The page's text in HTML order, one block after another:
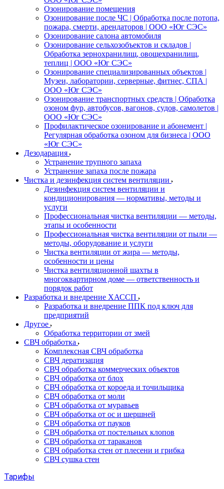
Озонирование помещения
Озонирование после ЧС | Обработка после потопа,
пожара, смерти, арендаторов | ООО «Юг СЭС»
Озонирование салона автомобиля
Озонирование сельхозобъектов и складов |
Обработка зернохранилищ, овощехранилищ,
теплиц | ООО «Юг СЭС»
Озонирование специализированных объектов |
Музеи, лаборатории, серверные, фитнес, СПА |
ООО «Юг СЭС»
Озонирование транспортных средств | Обработка
озоном фур, автобусов, вагонов, судов, самолетов |
ООО «Юг СЭС»
Профилактическое озонирование и абонемент |
Регулярная обработка озоном для бизнеса | ООО
«Юг СЭС»
Дезодарация
Устранение трупного запаха
Устранение запаха после пожара
Чистка и дезинфекция систем вентиляции
Дезинфекция систем вентиляции и
кондиционирования — нормативы, методы и
услуги
Профессиональная чистка вентиляции — методы,
этапы и особенности
Профессиональная чистка вентиляции от пыли —
методы, оборудование и услуги
Чистка вентиляции от жира — методы,
особенности и цены
Чистка вентиляционной шахты в
многоквартирном доме — ответственность и
порядок работ
Разработка и внедрение ХАССП
Разработка и внедрение ППК под ключ для
предприятий
Другое
Обработка территории от змей
СВЧ обработка
Комплексная СВЧ обработка
СВЧ дератизация
СВЧ обработка коммерческих объектов
СВЧ обработка от блох
СВЧ обработка от короеда и точильщика
СВЧ обработка от моли
СВЧ обработка от муравьев
СВЧ обработка от ос и шершней
СВЧ обработка от пауков
СВЧ обработка от постельных клопов
СВЧ обработка от тараканов
СВЧ обработка стен от плесени и грибка
СВЧ сушка стен
Тарифы